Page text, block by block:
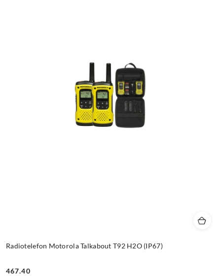
Radiotelefon Motorola Talkabout T92 H2O (IP67)
467.40